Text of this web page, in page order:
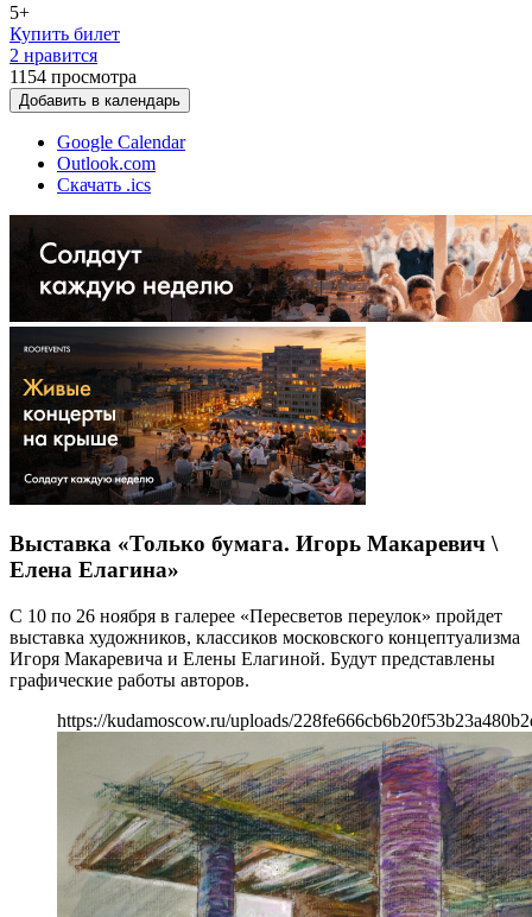
5+
Купить билет
2 нравится
1154 просмотра
Добавить в календарь
Google Calendar
Outlook.com
Скачать .ics
Выставка «Только бумага. Игорь Макаревич \
Елена Елагина»
С 10 по 26 ноября в галерее «Пересветов переулок» пройдет
выставка художников, классиков московского концептуализма
Игоря Макаревича и Елены Елагиной. Будут представлены
графические работы авторов.
https://kudamoscow.ru/uploads/